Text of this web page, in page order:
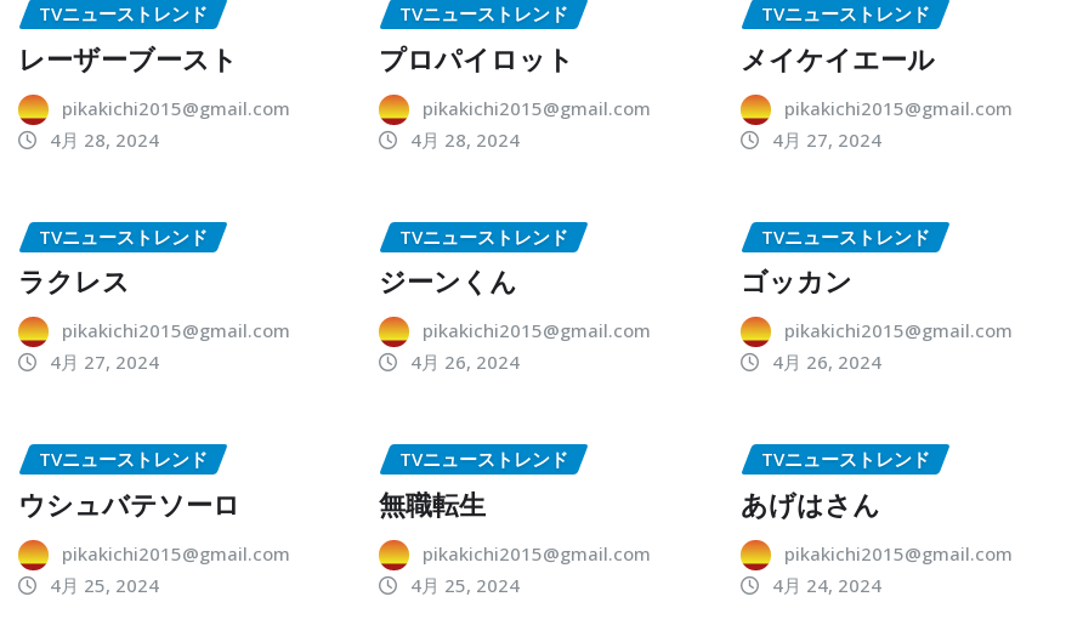
TVニューストレンド
レーザーブースト
pikakichi2015@gmail.com
4月 28, 2024
TVニューストレンド
プロパイロット
pikakichi2015@gmail.com
4月 28, 2024
TVニューストレンド
メイケイエール
pikakichi2015@gmail.com
4月 27, 2024
TVニューストレンド
ラクレス
pikakichi2015@gmail.com
4月 27, 2024
TVニューストレンド
ジーンくん
pikakichi2015@gmail.com
4月 26, 2024
TVニューストレンド
ゴッカン
pikakichi2015@gmail.com
4月 26, 2024
TVニューストレンド
ウシュバテソーロ
pikakichi2015@gmail.com
4月 25, 2024
TVニューストレンド
無職転生
pikakichi2015@gmail.com
4月 25, 2024
TVニューストレンド
あげはさん
pikakichi2015@gmail.com
4月 24, 2024